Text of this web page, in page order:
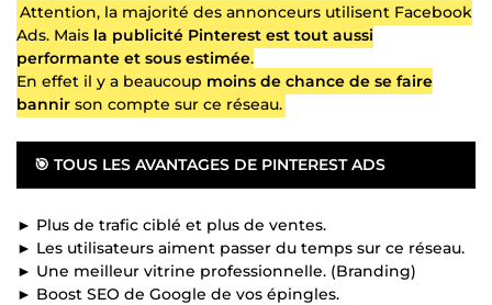
Attention, la majorité des annonceurs utilisent Facebook
Ads. Mais la publicité Pinterest est tout aussi
performante et sous estimée.
En effet il y a beaucoup moins de chance de se faire
bannir son compte sur ce réseau.
🎯 TOUS LES AVANTAGES DE PINTEREST ADS
► Plus de trafic ciblé et plus de ventes.
► Les utilisateurs aiment passer du temps sur ce réseau.
► Une meilleur vitrine professionnelle. (Branding)
► Boost SEO de Google de vos épingles.